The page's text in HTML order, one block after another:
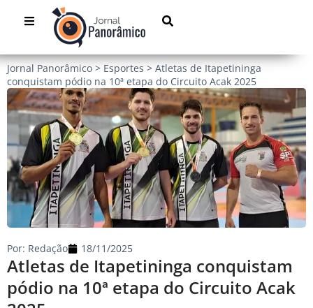
Jornal Panorâmico > Esportes > Atletas de Itapetininga
conquistam pódio na 10ª etapa do Circuito Acak 2025
Atletas de Itapetininga conquistam
pódio na 10ª etapa do Circuito Acak
Por: Redação 18/11/2025